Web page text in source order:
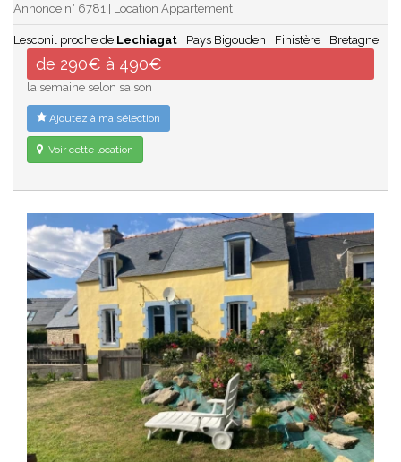
Annonce n° 6781 | Location Appartement
Lesconil proche de Lechiagat Pays Bigouden Finistère Bretagne
de 290€ à 490€
la semaine selon saison
Ajoutez à ma sélection
Voir cette location